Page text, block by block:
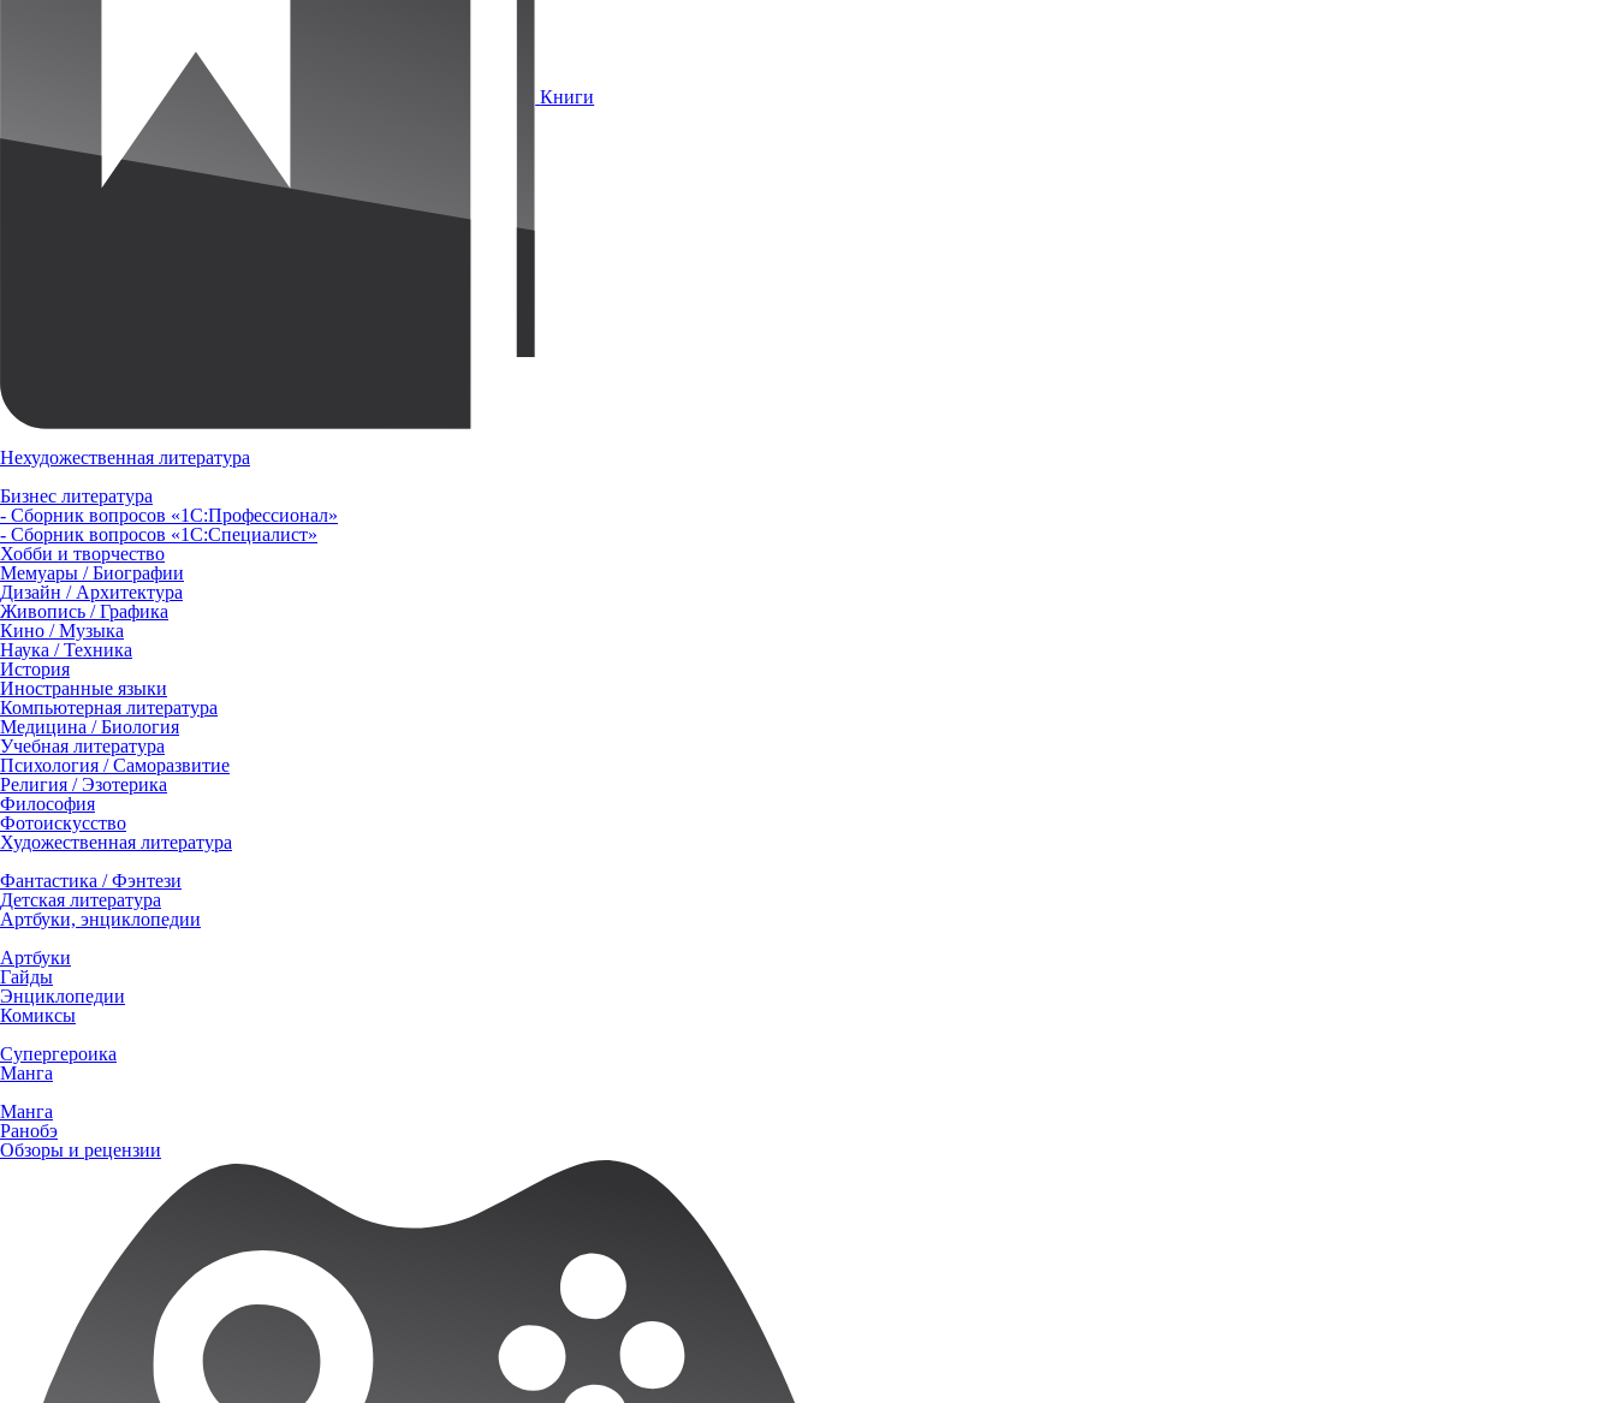
Книги
Нехудожественная литература
Бизнес литература
- Сборник вопросов «1С:Профессионал»
- Сборник вопросов «1С:Специалист»
Хобби и творчество
Мемуары / Биографии
Дизайн / Архитектура
Живопись / Графика
Кино / Музыка
Наука / Техника
История
Иностранные языки
Компьютерная литература
Медицина / Биология
Учебная литература
Психология / Саморазвитие
Религия / Эзотерика
Философия
Фотоискусство
Художественная литература
Фантастика / Фэнтези
Детская литература
Артбуки, энциклопедии
Артбуки
Гайды
Энциклопедии
Комиксы
Супергероика
Манга
Манга
Ранобэ
Обзоры и рецензии